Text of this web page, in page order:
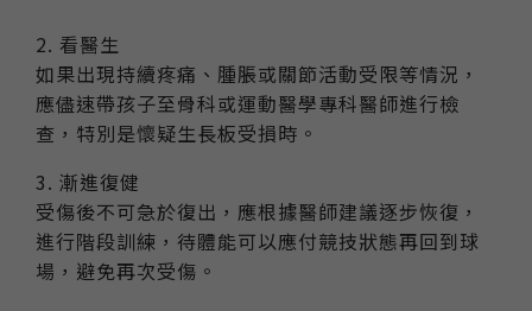
2. 看醫生
如果出現持續疼痛、腫脹或關節活動受限等情況，
應儘速帶孩子至骨科或運動醫學專科醫師進行檢
查，特別是懷疑生長板受損時。
3. 漸進復健
受傷後不可急於復出，應根據醫師建議逐步恢復，
進行階段訓練，待體能可以應付競技狀態再回到球
場，避免再次受傷。